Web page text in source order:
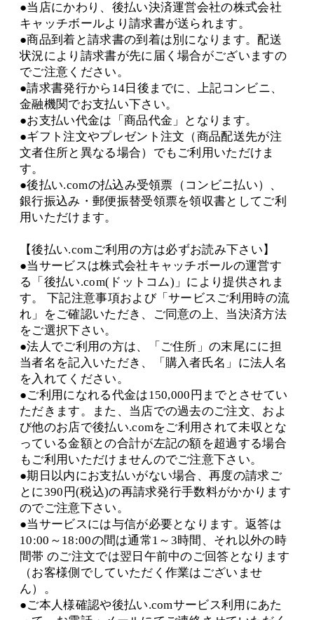
●当店にかわり、後払い決済運営会社の株式会社
キャッチボールより請求書が送られます。
●商品到着と請求書の到着は別になります。配送
状況により請求書が先に届く場合がございますの
でご注意ください。
●請求書発行から14日後までに、上記コンビニ、
金融機関でお支払い下さい。
●お支払い代金は「商品代金」となります。
●ギフト注文やプレゼント注文（商品配送先が注
文者住所と異なる場合）でもご利用いただけま
す。
●後払い.comの払込み受領票（コンビニ払い）、
銀行振込み・郵便振替受領票を領収書としてご利
用いただけます。
【後払い.comご利用の方は必ずお読み下さい】
●当サービスは株式会社キャッチボールの運営す
る「後払い.com(ドットコム)」により提供されま
す。 下記注意事項および「サービスご利用時の流
れ」をご確認いただき、ご同意の上、当決済方法
をご選択下さい。
●法人でご利用の方は、「ご住所」の末尾にに担
当者名を記入いただき、「購入者氏名」に法人名
を入れてください。
●ご利用になれる代金は150,000円までとさせてい
ただきます。また、当店での過去のご注文、およ
び他のお店で後払い.comをご利用されて未収とな
っている金額との合計が左記の額を超過する場合
もご利用いただけませんのでご注意下さい。
●期日以内にお支払いがない場合、再度の請求ご
とに390円(税込)の再請求発行手数料がかかります
のでご注意下さい。
●当サービスには与信が必要となります。返答は
10:00～18:00の間は通常1～3時間、それ以外の時
間帯 のご注文では翌日午前中のご回答となります
（お客様側でしていただく作業はございませ
ん）。
●ご本人様確認や後払い.comサービス利用にあた